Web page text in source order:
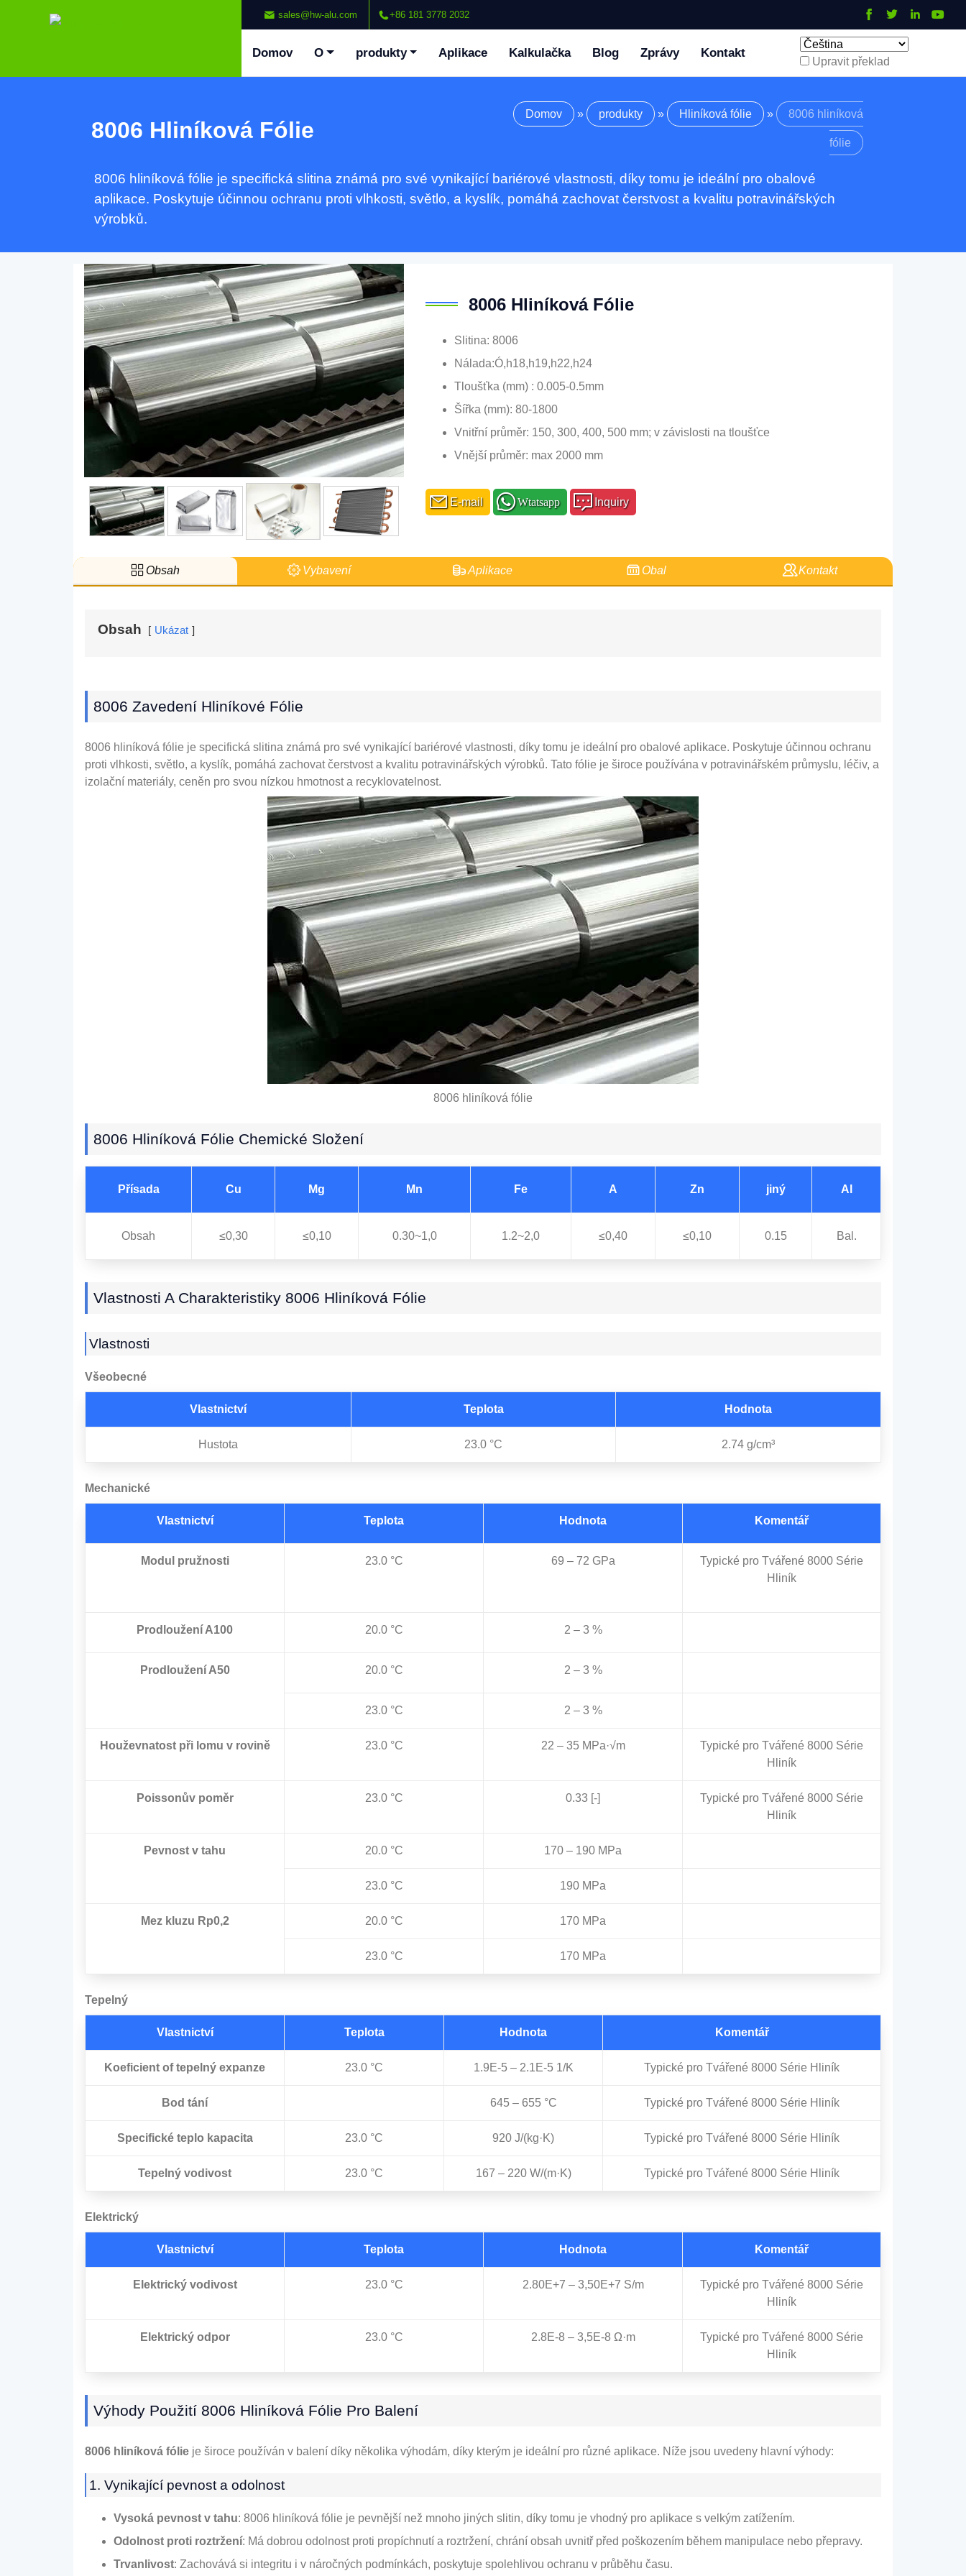
sales@hw-alu.com +86 181 3778 2032
Domov O produkty Aplikace Kalkulačka Blog Zprávy Kontakt
Upravit překlad
8006 Hliníková Fólie
Domov » produkty » Hliníková fólie » 8006 hliníková
fólie
8006 hliníková fólie je specifická slitina známá pro své vynikající bariérové ​​vlastnosti, díky tomu je ideální pro obalové
aplikace. Poskytuje účinnou ochranu proti vlhkosti, světlo, a kyslík, pomáhá zachovat čerstvost a kvalitu potravinářských
výrobků.
8006 Hliníková Fólie
Slitina: 8006
Nálada:Ó,h18,h19,h22,h24
Tloušťka (mm) : 0.005-0.5mm
Šířka (mm): 80-1800
Vnitřní průměr: 150, 300, 400, 500 mm; v závislosti na tloušťce
Vnější průměr: max 2000 mm
E-mail Wtatsapp Inquiry
Obsah Vybavení Aplikace Obal Kontakt
Obsah Ukázat
8006 Zavedení Hliníkové Fólie
8006 hliníková fólie je specifická slitina známá pro své vynikající bariérové ​​vlastnosti, díky tomu je ideální pro obalové aplikace. Poskytuje účinnou ochranu
proti vlhkosti, světlo, a kyslík, pomáhá zachovat čerstvost a kvalitu potravinářských výrobků. Tato fólie je široce používána v potravinářském průmyslu, léčiv, a
izolační materiály, ceněn pro svou nízkou hmotnost a recyklovatelnost.
8006 hliníková fólie
8006 Hliníková Fólie Chemické Složení
Přísada Cu Mg Mn Fe A Zn jiný Al
Obsah ≤0,30 ≤0,10 0.30~1,0 1.2~2,0 ≤0,40 ≤0,10 0.15 Bal.
Vlastnosti A Charakteristiky 8006 Hliníková Fólie
Vlastnosti
Všeobecné
Vlastnictví Teplota Hodnota
Hustota 23.0 °C 2.74 g/cm³
Mechanické
Vlastnictví Teplota Hodnota Komentář
Modul pružnosti 23.0 °C 69 – 72 GPa
Typické pro Tvářené 8000 Série
Hliník
Prodloužení A100 20.0 °C 2 – 3 %
Prodloužení A50 20.0 °C 2 – 3 %
23.0 °C 2 – 3 %
Houževnatost při lomu v rovině 23.0 °C 22 – 35 MPa·√m
Typické pro Tvářené 8000 Série
Hliník
Poissonův poměr 23.0 °C 0.33 [-]
Typické pro Tvářené 8000 Série
Hliník
Pevnost v tahu 20.0 °C 170 – 190 MPa
23.0 °C 190 MPa
Mez kluzu Rp0,2 20.0 °C 170 MPa
23.0 °C 170 MPa
Tepelný
Vlastnictví Teplota Hodnota Komentář
Koeficient oftepelný expanze 23.0 °C 1.9E-5 – 2.1E-5 1/K Typické pro Tvářené 8000 Série Hliník
Bod tání 645 – 655 °C Typické pro Tvářené 8000 Série Hliník
Specifické teplo kapacita 23.0 °C 920 J/(kg·K) Typické pro Tvářené 8000 Série Hliník
Tepelný vodivost 23.0 °C 167 – 220 W/(m·K) Typické pro Tvářené 8000 Série Hliník
Elektrický
Vlastnictví Teplota Hodnota Komentář
Elektrický vodivost 23.0 °C 2.80E+7 – 3,50E+7 S/m
Typické pro Tvářené 8000 Série
Hliník
Elektrický odpor 23.0 °C 2.8E-8 – 3,5E-8 Ω·m
Typické pro Tvářené 8000 Série
Hliník
Výhody Použití 8006 Hliníková Fólie Pro Balení
8006 hliníková fólie je široce používán v balení díky několika výhodám, díky kterým je ideální pro různé aplikace. Níže jsou uvedeny hlavní výhody:
1. Vynikající pevnost a odolnost
Vysoká pevnost v tahu: 8006 hliníková fólie je pevnější než mnoho jiných slitin, díky tomu je vhodný pro aplikace s velkým zatížením.
Odolnost proti roztržení: Má dobrou odolnost proti propíchnutí a roztržení, chrání obsah uvnitř před poškozením během manipulace nebo přepravy.
Trvanlivost: Zachovává si integritu i v náročných podmínkách, poskytuje spolehlivou ochranu v průběhu času.